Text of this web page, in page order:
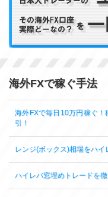
海外FXで稼ぐ手法
海外FXで毎日10万円稼ぐ
引！
レンジ(ボックス)相場をハイ
ハイレバ窓埋めトレードを